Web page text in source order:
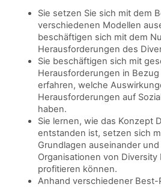
Sie setzen Sie sich mit dem
verschiedenen Modellen
beschäftigen sich mit dem
Herausforderungen des
Sie beschäftigen sich mit
Herausforderungen in
erfahren, welche
Herausforderungen auf
haben.
Sie lernen, wie das Konzept
entstanden ist, setzen sich
Grundlagen auseinander
Organisationen von Diversity
profitieren können.
Anhand verschiedener Best-